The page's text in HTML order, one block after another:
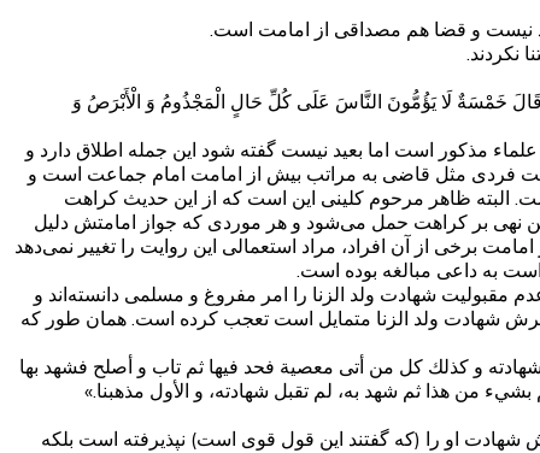
نیست و قضا هم مصداقی از امامت است.
نکردند.
خَمْسَةٌ لَا يَؤُمُّونَ النَّاسَ عَلَى كُلِّ حَالٍ الْمَجْذُومُ وَ الْأَبْرَصُ وَ
مذکور است اما بعید نیست گفته شود این جمله اطلاق دارد و
فردی مثل قاضی به مراتب بیش از امامت امام جماعت است و
البته ظاهر مرحوم کلینی این است که از این حدیث کراهت
این نهی بر کراهت حمل می‌شود و هر موردی که جواز امامتش دلیل
برخی از آن افراد، مراد استعمالی این روایت را تغییر نمی‌دهد
به داعی مبالغه بوده است.
شهادت ولد الزنا را امر مفروغ و مسلمی دانسته‌اند و
شهادت ولد الزنا متمایل است تعجب کرده است. همان طور که
شهادته و كذلك كل من أتى معصية فحد فيها ثم تاب و أصلح فشهد بها
من هذا ثم شهد به، لم تقبل شهادته، و الأول مذهبنا.»
شهادت او را (که گفتند این قول قوی است) نپذیرفته است بلکه